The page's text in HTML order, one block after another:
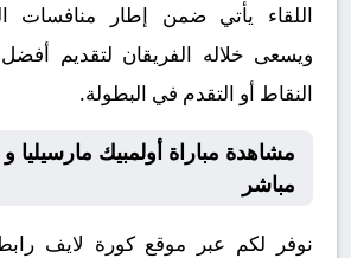
اللقاء يأتي ضمن إطار منافسات
ويسعى خلاله الفريقان لتقديم
النقاط أو التقدم في البطولة.
مشاهدة مباراة أولمبيك مارسيليا
مباشر
نوفر لكم عبر موقع كورة لايف